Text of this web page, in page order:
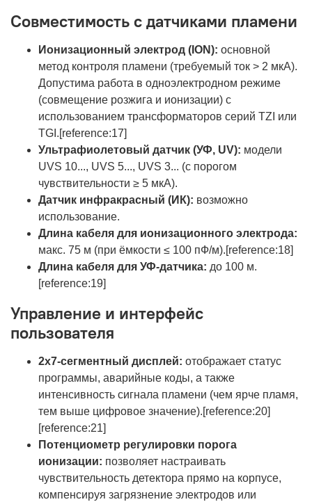
Совместимость с датчиками пламени
Ионизационный электрод (ION): основной
метод контроля пламени (требуемый ток > 2 мкА).
Допустима работа в одноэлектродном режиме
(совмещение розжига и ионизации) с
использованием трансформаторов серий TZI или
TGI.[reference:17]
Ультрафиолетовый датчик (УФ, UV): модели
UVS 10..., UVS 5..., UVS 3... (с порогом
чувствительности ≥ 5 мкА).
Датчик инфракрасный (ИК): возможно
использование.
Длина кабеля для ионизационного электрода:
макс. 75 м (при ёмкости ≤ 100 пФ/м).[reference:18]
Длина кабеля для УФ-датчика: до 100 м.
[reference:19]
Управление и интерфейс
пользователя
2х7-сегментный дисплей: отображает статус
программы, аварийные коды, а также
интенсивность сигнала пламени (чем ярче пламя,
тем выше цифровое значение).[reference:20]
[reference:21]
Потенциометр регулировки порога
ионизации: позволяет настраивать
чувствительность детектора прямо на корпусе,
компенсируя загрязнение электродов или